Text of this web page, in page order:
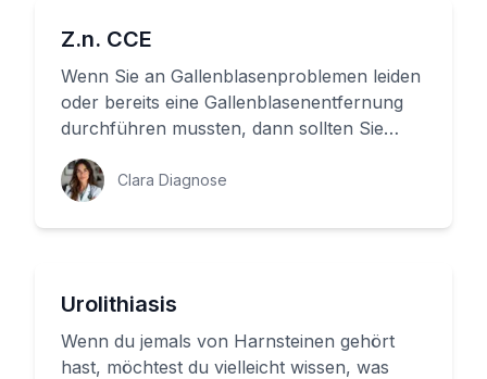
Z.n. CCE
Wenn Sie an Gallenblasenproblemen leiden
oder bereits eine Gallenblasenentfernung
durchführen mussten, dann sollten Sie
wissen, was ein 'Zustand nach ...
Clara Diagnose
Urolithiasis
Wenn du jemals von Harnsteinen gehört
hast, möchtest du vielleicht wissen, was